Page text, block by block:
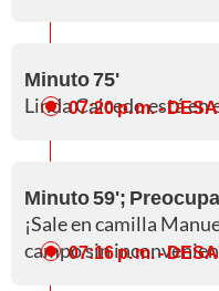
Minuto 75'
Linda Caicedo está en
07:20 p. m.-
Minuto 59';
¡Sale en camilla
campo sin07:16 p. m.-